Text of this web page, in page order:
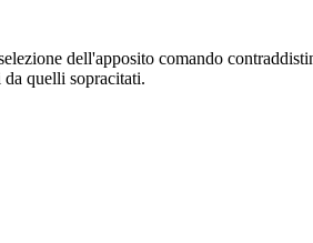
dell'apposito comando
quelli sopracitati.